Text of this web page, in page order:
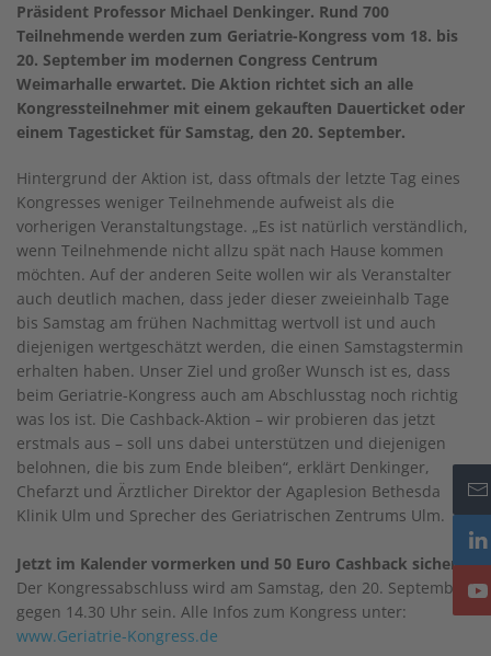
Präsident Professor Michael Denkinger. Rund 700
Teilnehmende werden zum Geriatrie-Kongress vom 18. bis
20. September im modernen Congress Centrum
Weimarhalle erwartet. Die Aktion richtet sich an alle
Kongressteilnehmer mit einem gekauften Dauerticket oder
einem Tagesticket für Samstag, den 20. September.
Hintergrund der Aktion ist, dass oftmals der letzte Tag eines
Kongresses weniger Teilnehmende aufweist als die
vorherigen Veranstaltungstage. „Es ist natürlich verständlich,
wenn Teilnehmende nicht allzu spät nach Hause kommen
möchten. Auf der anderen Seite wollen wir als Veranstalter
auch deutlich machen, dass jeder dieser zweieinhalb Tage
bis Samstag am frühen Nachmittag wertvoll ist und auch
diejenigen wertgeschätzt werden, die einen Samstagstermin
erhalten haben. Unser Ziel und großer Wunsch ist es, dass
beim Geriatrie-Kongress auch am Abschlusstag noch richtig
was los ist. Die Cashback-Aktion – wir probieren das jetzt
erstmals aus – soll uns dabei unterstützen und diejenigen
belohnen, die bis zum Ende bleiben“, erklärt Denkinger,
Chefarzt und Ärztlicher Direktor der Agaplesion Bethesda
Klinik Ulm und Sprecher des Geriatrischen Zentrums Ulm.
Jetzt im Kalender vormerken und 50 Euro Cashback sichern:
Der Kongressabschluss wird am Samstag, den 20. September,
gegen 14.30 Uhr sein. Alle Infos zum Kongress unter:
www.Geriatrie-Kongress.de